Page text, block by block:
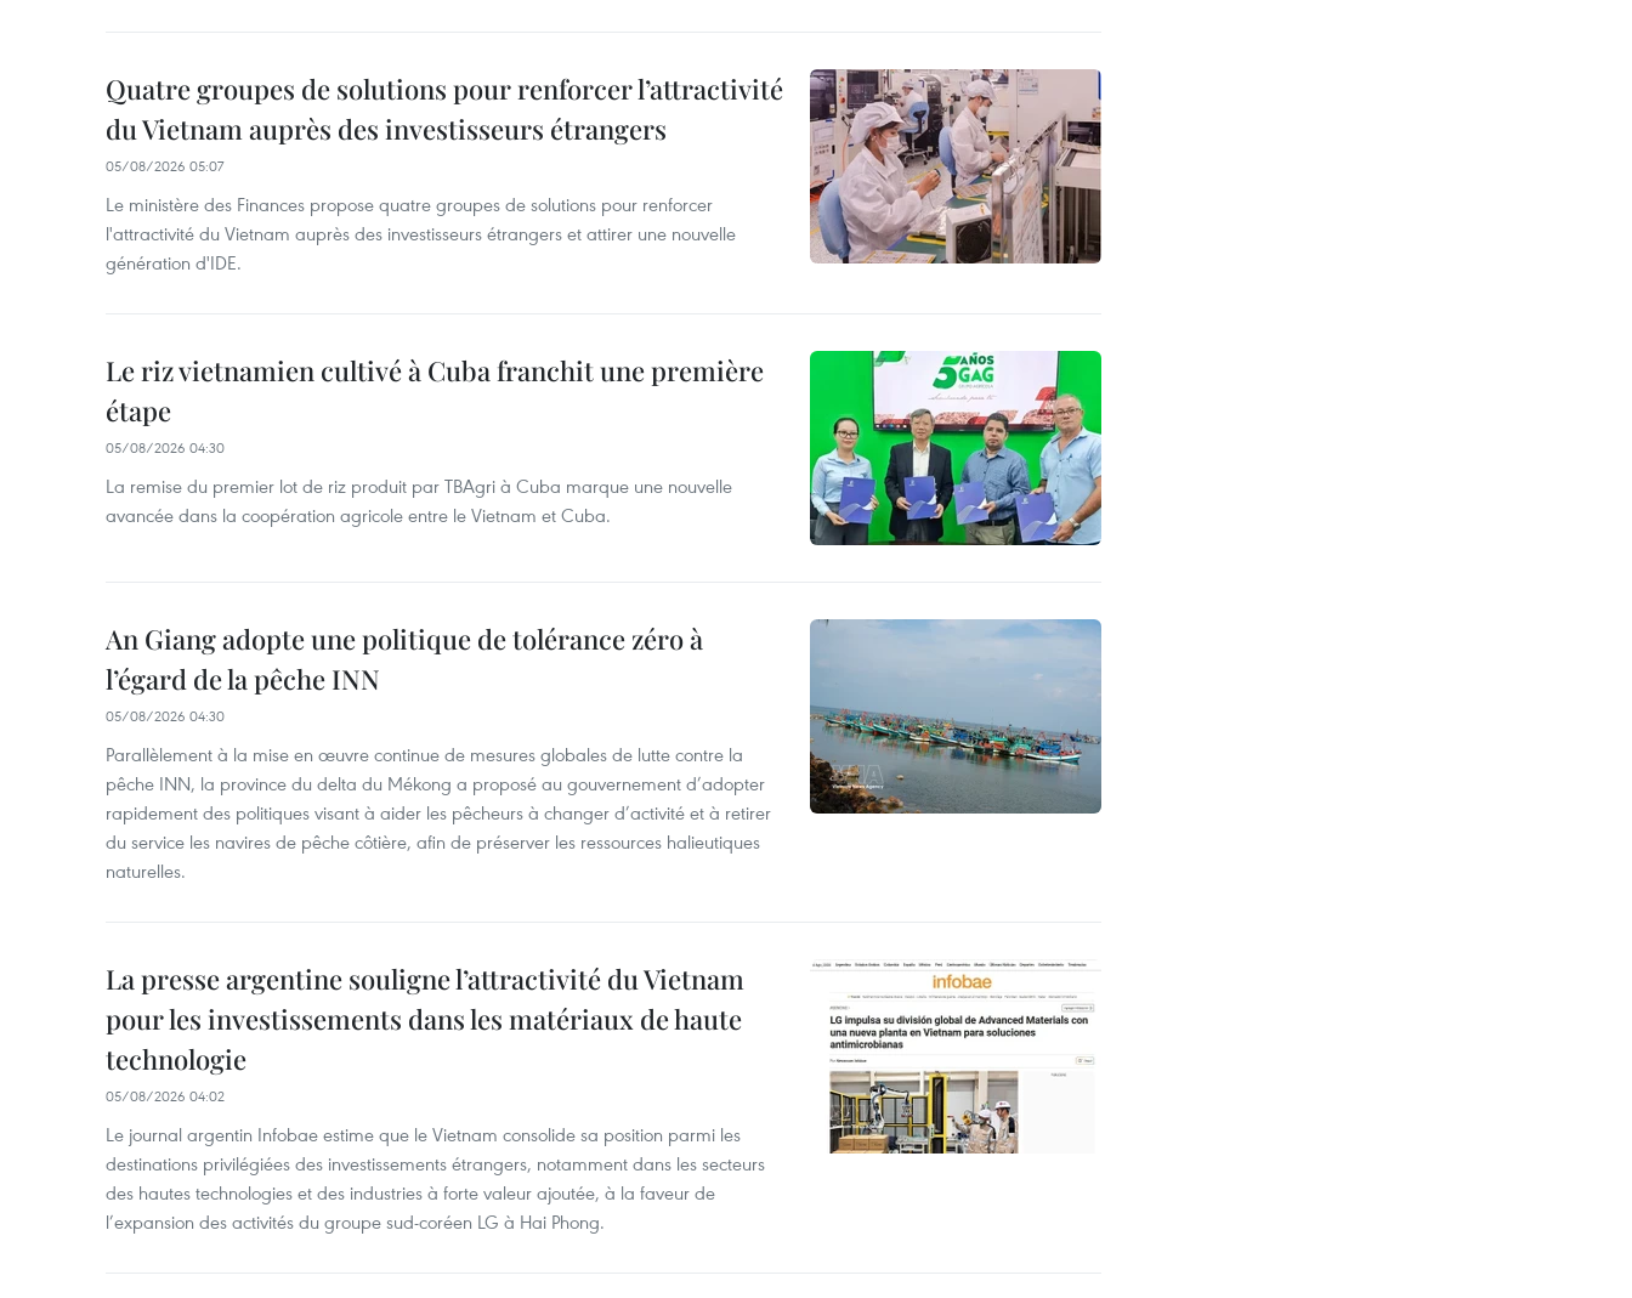
Quatre groupes de solutions pour renforcer l’attractivité
du Vietnam auprès des investisseurs étrangers
05/08/2026 05:07
Le ministère des Finances propose quatre groupes de solutions pour renforcer
l'attractivité du Vietnam auprès des investisseurs étrangers et attirer une nouvelle
génération d'IDE.
Le riz vietnamien cultivé à Cuba franchit une première
étape
05/08/2026 04:30
La remise du premier lot de riz produit par TBAgri à Cuba marque une nouvelle
avancée dans la coopération agricole entre le Vietnam et Cuba.
An Giang adopte une politique de tolérance zéro à
l’égard de la pêche INN
05/08/2026 04:30
Parallèlement à la mise en œuvre continue de mesures globales de lutte contre la
pêche INN, la province du delta du Mékong a proposé au gouvernement d’adopter
rapidement des politiques visant à aider les pêcheurs à changer d’activité et à retirer
du service les navires de pêche côtière, afin de préserver les ressources halieutiques
naturelles.
La presse argentine souligne l’attractivité du Vietnam
pour les investissements dans les matériaux de haute
technologie
05/08/2026 04:02
Le journal argentin Infobae estime que le Vietnam consolide sa position parmi les
destinations privilégiées des investissements étrangers, notamment dans les secteurs
des hautes technologies et des industries à forte valeur ajoutée, à la faveur de
l’expansion des activités du groupe sud-coréen LG à Hai Phong.